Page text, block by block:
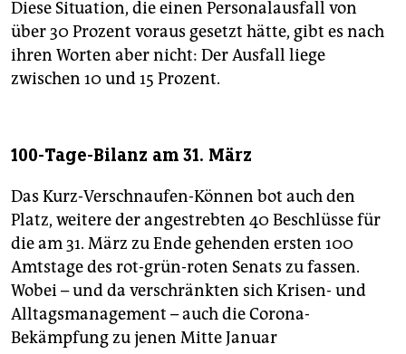
Diese Situation, die einen Personalausfall von
über 30 Prozent voraus gesetzt hätte, gibt es nach
ihren Worten aber nicht: Der Ausfall liege
zwischen 10 und 15 Prozent.
100-Tage-Bilanz am 31. März
Das Kurz-Verschnaufen-Können bot auch den
Platz, weitere der angestrebten 40 Beschlüsse für
die am 31. März zu Ende gehenden ersten 100
Amtstage des rot-grün-roten Senats zu fassen.
Wobei – und da verschränkten sich Krisen- und
Alltagsmanagement – auch die Corona-
Bekämpfung zu jenen Mitte Januar